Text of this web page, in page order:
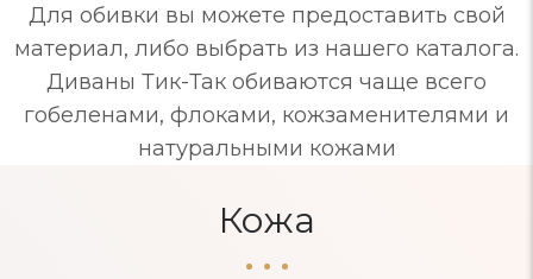
Для обивки вы можете предоставить свой
материал, либо выбрать из нашего каталога.
Диваны Тик-Так обиваются чаще всего
гобеленами, флоками, кожзаменителями и
натуральными кожами
Кожа